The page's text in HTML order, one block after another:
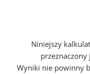
Niniejszy
Wyniki nie powinny